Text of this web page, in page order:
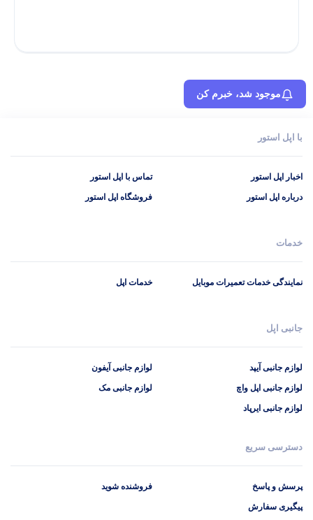
موجود شد، خبرم کن
با اپل استور
اخبار اپل استور
درباره اپل استور
تماس با اپل استور
فروشگاه اپل استور
خدمات
نمایندگی خدمات تعمیرات موبایل خدمات اپل
جانبی اپل
لوازم جانبی آیپد
لوازم جانبی اپل واچ
لوازم جانبی ایرپاد
لوازم جانبی آیفون
لوازم جانبی مک
دسترسی سریع
پرسش و پاسخ
پیگیری سفارش
فروشنده شوید